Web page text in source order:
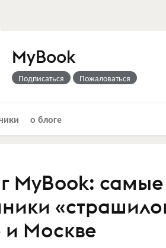
MyBook
Подписаться Пожаловаться
о блоге
MyBook:
и Москве